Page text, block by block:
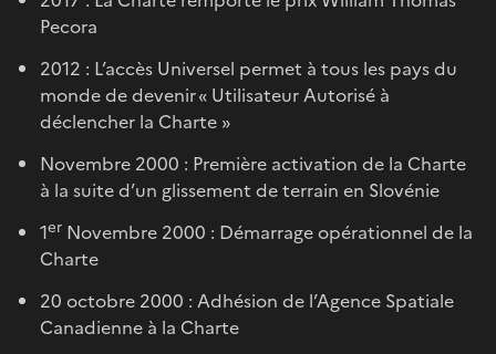
Pecora
2012 : L’accès Universel permet à tous les pays du
monde de devenir « Utilisateur Autorisé à
déclencher la Charte »
Novembre 2000 : Première activation de la Charte
à la suite d’un glissement de terrain en Slovénie
1er Novembre 2000 : Démarrage opérationnel de la
Charte
20 octobre 2000 : Adhésion de l’Agence Spatiale
Canadienne à la Charte